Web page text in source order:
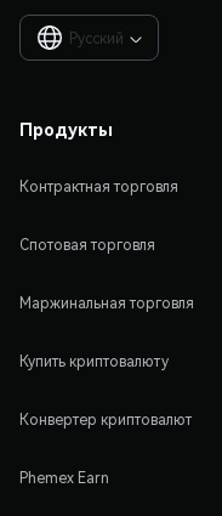
Русский 
Продукты
Контрактная торговля
Спотовая торговля
Маржинальная торговля
Купить криптовалюту
Конвертер криптовалют
Phemex Earn